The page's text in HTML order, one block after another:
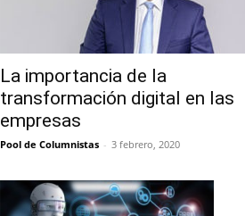
La importancia de la
transformación digital en las
empresas
Pool de Columnistas - 3 febrero, 2020